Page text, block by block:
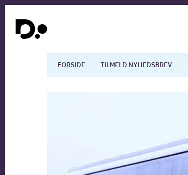
FORSIDE TILMELD NYHEDSBREV